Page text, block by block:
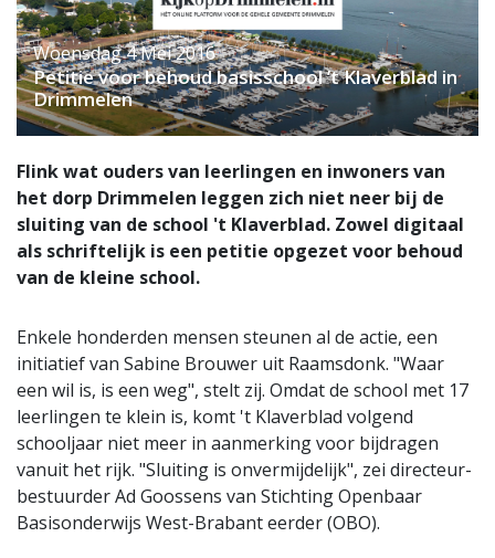
Woensdag 4 Mei 2016
Petitie voor behoud basisschool ’t Klaverblad in
Drimmelen
Flink wat ouders van leerlingen en inwoners van
het dorp Drimmelen leggen zich niet neer bij de
sluiting van de school 't Klaverblad. Zowel digitaal
als schriftelijk is een petitie opgezet voor behoud
van de kleine school.
Enkele honderden mensen steunen al de actie, een
initiatief van Sabine Brouwer uit Raamsdonk. "Waar
een wil is, is een weg", stelt zij. Omdat de school met 17
leerlingen te klein is, komt 't Klaverblad volgend
schooljaar niet meer in aanmerking voor bijdragen
vanuit het rijk. "Sluiting is onvermijdelijk", zei directeur-
bestuurder Ad Goossens van Stichting Openbaar
Basisonderwijs West-Brabant eerder (OBO).